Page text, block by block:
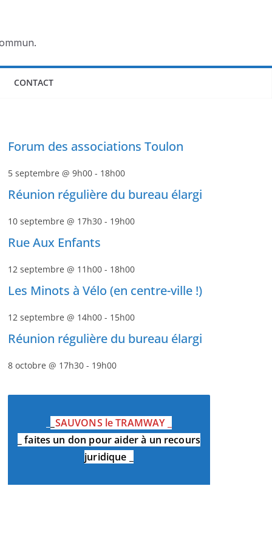
CONTACT
Forum des associations Toulon
5 septembre @ 9h00 - 18h00
Réunion régulière du bureau élargi
10 septembre @ 17h30 - 19h00
Rue Aux Enfants
12 septembre @ 11h00 - 18h00
Les Minots à Vélo (en centre-ville !)
12 septembre @ 14h00 - 15h00
Réunion régulière du bureau élargi
8 octobre @ 17h30 - 19h00
SAUVONS le TRAMWAY_
_faites un don pour aider à un recours
juridique